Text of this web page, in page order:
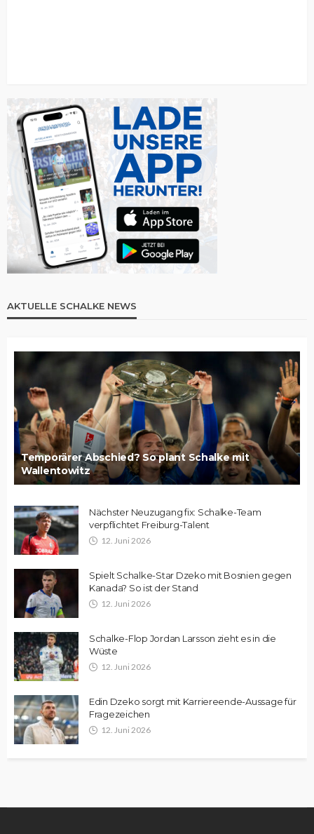
AKTUELLE SCHALKE NEWS
Temporärer Abschied? So plant Schalke mit
Wallentowitz
Nächster Neuzugang fix: Schalke-Team
verpflichtet Freiburg-Talent
12. Juni 2026
Spielt Schalke-Star Dzeko mit Bosnien gegen
Kanada? So ist der Stand
12. Juni 2026
Schalke-Flop Jordan Larsson zieht es in die
Wüste
12. Juni 2026
Edin Dzeko sorgt mit Karriereende-Aussage für
Fragezeichen
12. Juni 2026